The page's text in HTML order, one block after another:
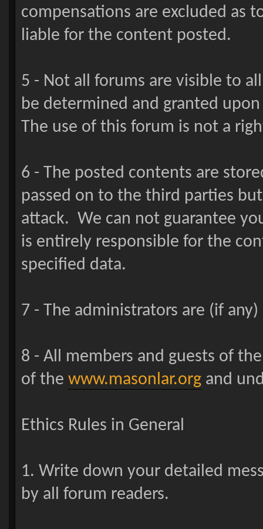
compensations are excluded as
liable for the content posted.
5 - Not all forums are visible to
be determined and granted
The use of this forum is not a
6 - The posted contents are
passed on to the third parties
attack. We can not guarantee
is entirely responsible for the
specified data.
7 - The administrators are (if
8 - All members and guests of
of the www.masonlar.organd
Ethics Rules in General
1. Write down your detailed
by all forum readers.